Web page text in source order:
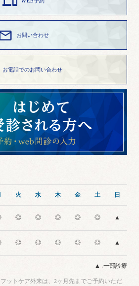
お問い合わせ
お電話でのお問い合わせ
火 水 木 金 土 日
◎ ◎ ◎ ◎ ◎ ▲
◎ ◎ ◎ ◎ ◎ ▲
▲ : 一部診療
ットケア外来は、2ヶ月先までご予約いただ